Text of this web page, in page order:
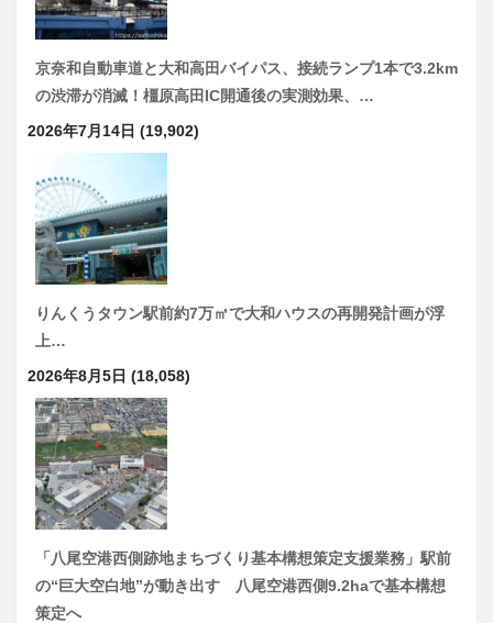
京奈和自動車道と大和高田バイパス、接続ランプ1本で3.2km
の渋滞が消滅！橿原高田IC開通後の実測効果、…
2026年7月14日 (19,902)
りんくうタウン駅前約7万㎡で大和ハウスの再開発計画が浮
上…
2026年8月5日 (18,058)
「八尾空港西側跡地まちづくり基本構想策定支援業務」駅前
の“巨大空白地”が動き出す 八尾空港西側9.2haで基本構想
策定へ